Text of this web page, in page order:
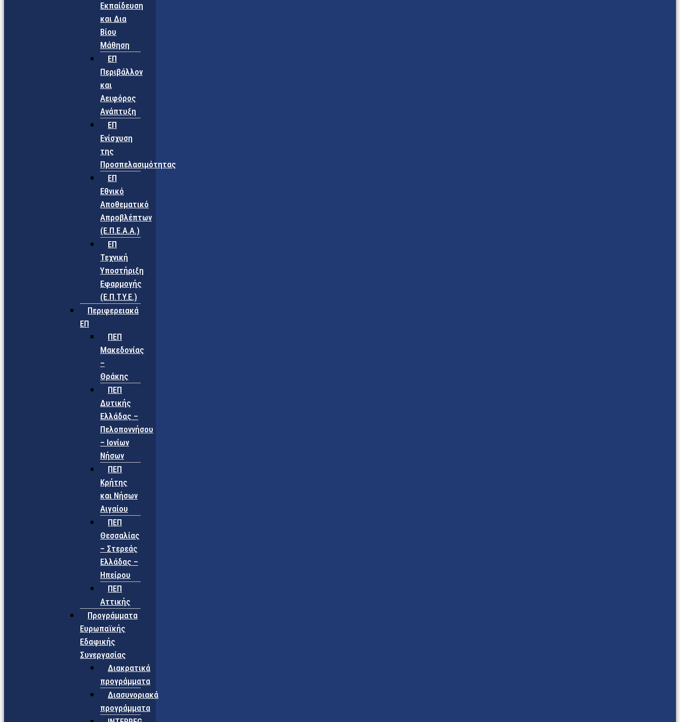
Εκπαίδευση
και Δια
Βίου
Μάθηση
ΕΠ
Περιβάλλον
και
Αειφόρος
Ανάπτυξη
ΕΠ
Ενίσχυση
της
Προσπελασιμότητας
ΕΠ
Εθνικό
Αποθεματικό
Απροβλέπτων
(Ε.Π.Ε.Α.Α.)
ΕΠ
Τεχνική
Υποστήριξη
Εφαρμογής
(Ε.Π.Τ.Υ.Ε.)
Περιφερειακά
ΕΠ
ΠΕΠ
Μακεδονίας
–
Θράκης
ΠΕΠ
Δυτικής
Ελλάδας –
Πελοποννήσου
– Ιονίων
Νήσων
ΠΕΠ
Κρήτης
και Νήσων
Αιγαίου
ΠΕΠ
Θεσσαλίας
– Στερεάς
Ελλάδας –
Ηπείρου
ΠΕΠ
Αττικής
Προγράμματα
Ευρωπαϊκής
Εδαφικής
Συνεργασίας
Διακρατικά
προγράμματα
Διασυνοριακά
προγράμματα